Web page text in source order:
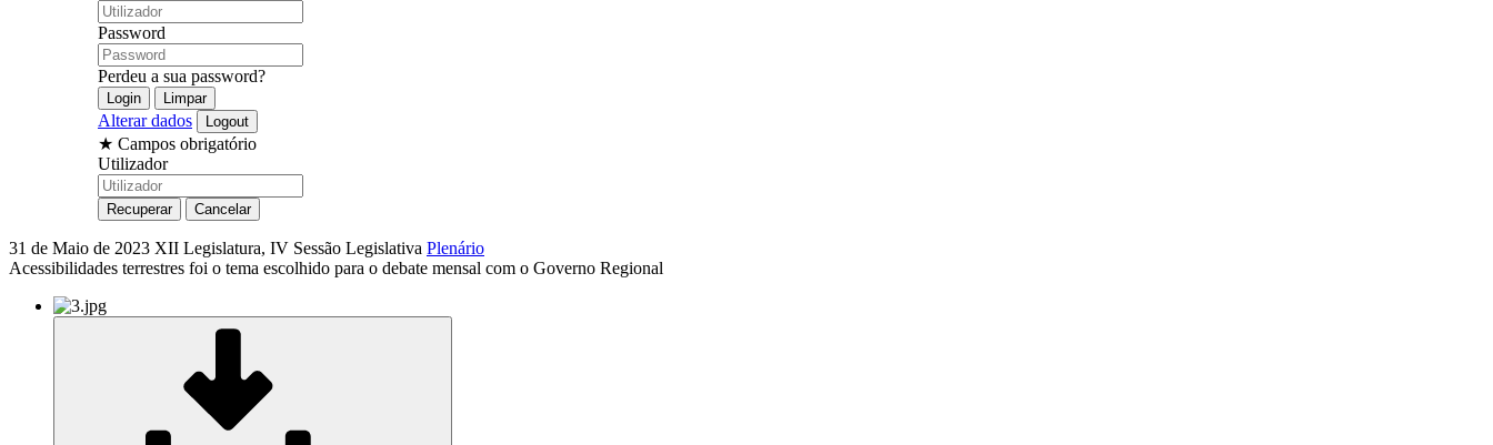
Password
Perdeu a sua password?
Alterar dados
★ Campos obrigatório
Utilizador
31 de Maio de 2023 XII Legislatura, IV Sessão Legislativa Plenário
Acessibilidades terrestres foi o tema escolhido para o debate mensal com o Governo Regional